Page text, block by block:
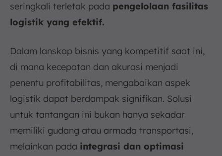
seringkali terletak pada pengelolaan fasilitas
logistik yang efektif.
Dalam lanskap bisnis yang kompetitif saat ini,
di mana kecepatan dan akurasi menjadi
penentu profitabilitas, mengabaikan aspek
logistik dapat berdampak signifikan. Solusi
untuk tantangan ini bukan hanya sekadar
memiliki gudang atau armada transportasi,
melainkan pada integrasi dan optimasi